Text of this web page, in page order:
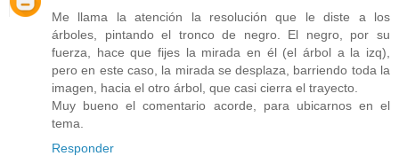
Me llama la atención la resolución que le diste a los
árboles, pintando el tronco de negro. El negro, por su
fuerza, hace que fijes la mirada en él (el árbol a la izq),
pero en este caso, la mirada se desplaza, barriendo toda la
imagen, hacia el otro árbol, que casi cierra el trayecto.
Muy bueno el comentario acorde, para ubicarnos en el
tema.
Responder